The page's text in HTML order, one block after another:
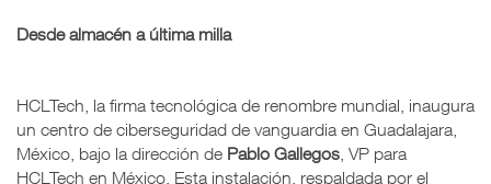
Desde almacén a última milla
HCLTech, la firma tecnológica de renombre mundial, inaugura
un centro de ciberseguridad de vanguardia en Guadalajara,
México, bajo la dirección de Pablo Gallegos , VP para
HCLTech en México. Esta instalación, respaldada por el